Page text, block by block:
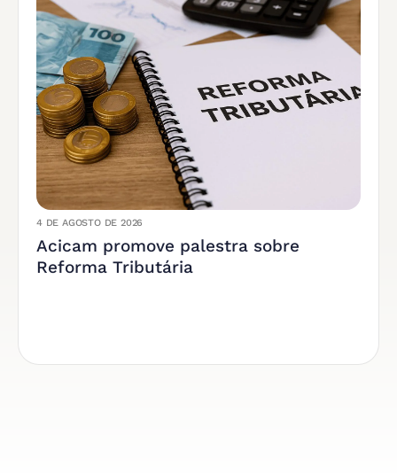
4 DE AGOSTO DE 2026
Acicam promove palestra sobre
Reforma Tributária